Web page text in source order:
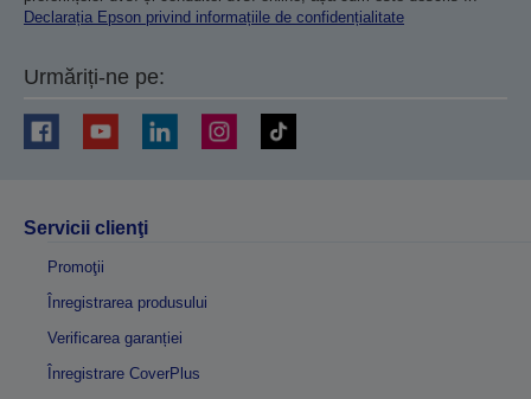
Declarația Epson privind informațiile de confidențialitate
Urmăriți-ne pe:
Servicii clienţi
Promoţii
Înregistrarea produsului
Verificarea garanției
Înregistrare CoverPlus